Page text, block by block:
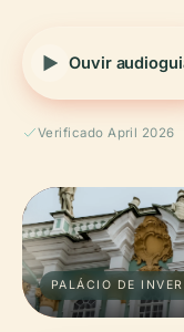
Ouvir
Verificado April 2026
PALÁCIO DE